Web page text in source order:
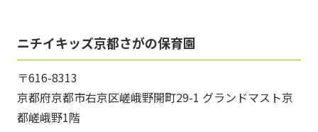
ニチイキッズ京都さがの保育園
〒616-8313
京都府京都市右京区嵯峨野開町29-1 グランドマスト京
都嵯峨野1階